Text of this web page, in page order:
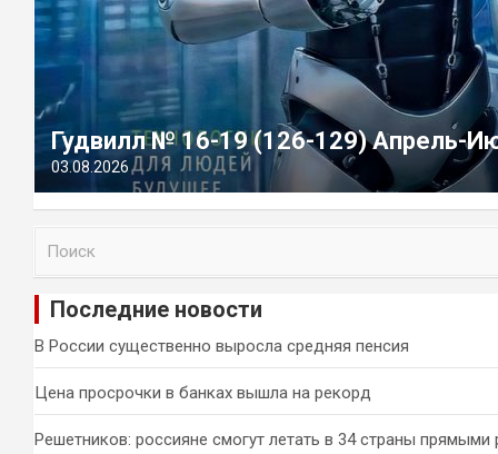
Гудвилл № 16-19 (126-129) Апрель-
03.08.2026
и
Последние новости
В России существенно выросла средняя пенсия
Цена просрочки в банках вышла на рекорд
Решетников: россияне смогут летать в 34 страны прямыми